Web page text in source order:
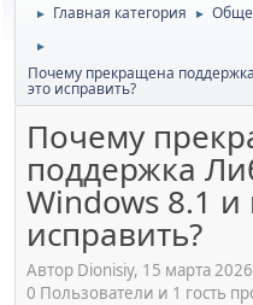
► Главная категория ►
►
Почему прекращена
это исправить?
Почему
поддержка
Windows 8.1 и
исправить?
Автор Dionisiy, 15 марта
0 Пользователи и 1 гость